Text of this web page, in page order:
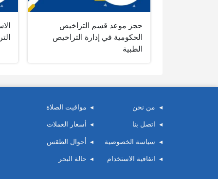
حجز موعد قسم التراخيص
الحكومية في إدارة التراخيص
الطبية
من نحن
اتصل بنا
سياسة الخصوصية
اتفاقية الاستخدام
مواقيت الصلاة
أسعار العملات
أحوال الطقس
حالة البحر